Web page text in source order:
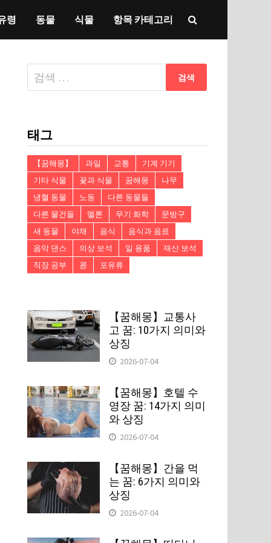
령 동물 식물 항목 카테고리
다
음
태그
【꿈해몽】 과일 교통
기계 기기
기타 식물
꽃과 식물 꿈해몽
나무
냉혈 동물
노동
다른 동물들
다른 물건들
멜론 무기 화학
문방구
새 동물
야채 음식
음식과 음료
음악 댄스
의상 보석 일 용품
재산 보석
직장 공부
콩 포유류
【꿈해몽】교통사
고 꿈: 10가지 의미와
상징
2026-07-04
【꿈해몽】호텔 수
영장 꿈: 14가지 의미
와 상징
2026-07-04
【꿈해몽】간을 먹
는 꿈: 6가지 의미와
상징
2026-07-04